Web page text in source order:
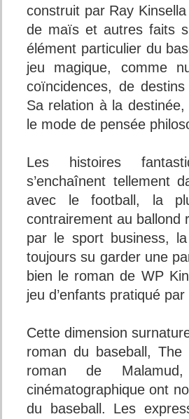
construit par Ray
de maïs et autres faits
élément particulier du
jeu magique, comme
coïncidences, de
Sa relation à la
le mode de pensée
Les histoires
s’enchaînent tellement
avec le football, la
contrairement au ballond
par le sport business,
toujours su garder une
bien le roman de WP
jeu d’enfants pratiqué
Cette dimension
roman du baseball,
roman de
cinématographique ont
du baseball. Les